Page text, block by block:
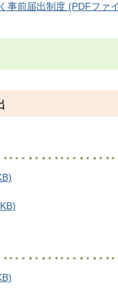
事前届出制度 (PDFファ